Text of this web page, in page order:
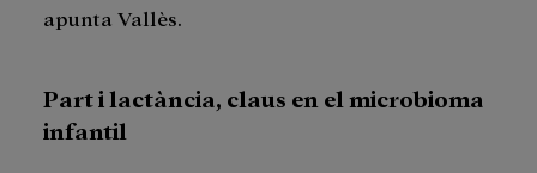
apunta Vallès.
Part i lactància, claus en el microbioma
infantil